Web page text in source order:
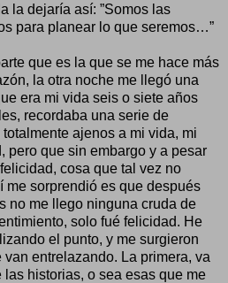
la dejaría así: ”Somos las
para planear lo que seremos…”
que es la que se me hace más
la otra noche me llegó una
era mi vida seis o siete años
recordaba una serie de
ajenos a mi vida, mi
pero que sin embargo y a pesar
cosa que tal vez no
me sorprendió es que después
no me llego ninguna cruda de
solo fué felicidad. He
el punto, y me surgieron
entrelazando. La primera, va
historias, o sea esas que me